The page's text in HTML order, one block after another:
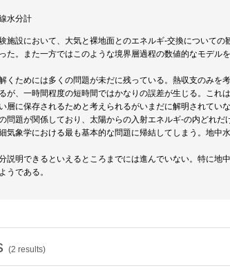
水分計
設において、大気と裸地面とのエネルギ-交換についての
。また一方ではこのような境界層過程の数値的なモデル
ためには多くの問題が未だに残っている。熱収支のみを
、一時間程度の短時間ではかなりの誤差が生じる。これ
に保存されるためと考えられるがいまだに解明されてい
題が関係しており、太陽からの入射エネルギ-の内どれだ
象学における最も基本的な問題に帰結してしまう。地中
明できるといえるところまでには進んでいない。特に地
うである。
(2 results)